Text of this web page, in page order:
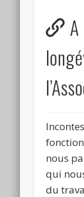
nous
qui
du